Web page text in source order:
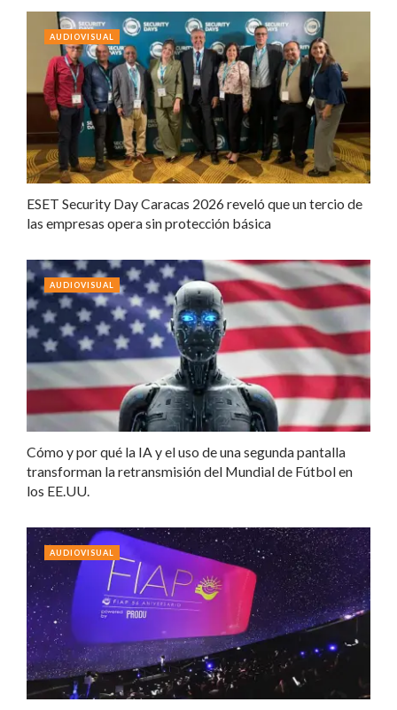
ESET Security Day Caracas 2026 reveló que un tercio de
las empresas opera sin protección básica
AUDIOVISUAL
Cómo y por qué la IA y el uso de una segunda pantalla
transforman la retransmisión del Mundial de Fútbol en
los EE.UU.
AUDIOVISUAL
AUDIOVISUAL